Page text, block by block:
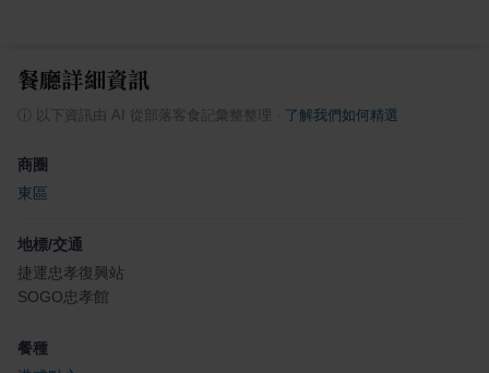
餐廳詳細資訊
ⓘ 以下資訊由 AI 從部落客食記彙整整理 了解我們如何精選
商圈
東區
地標/交通
捷運忠孝復興站
SOGO忠孝館
餐種